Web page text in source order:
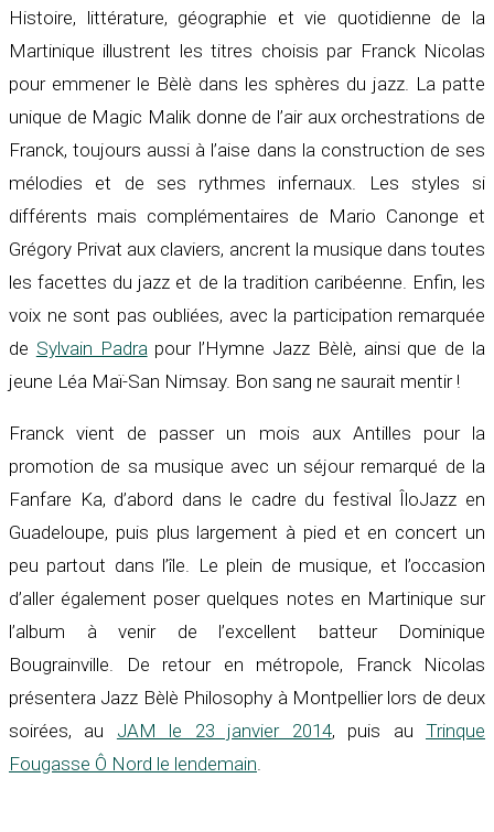
Histoire, littérature, géographie et vie quotidienne de la
Martinique illustrent les titres choisis par Franck Nicolas
pour emmener le Bèlè dans les sphères du jazz. La patte
unique de Magic Malik donne de l’air aux orchestrations de
Franck, toujours aussi à l’aise dans la construction de ses
mélodies et de ses rythmes infernaux. Les styles si
différents mais complémentaires de Mario Canonge et
Grégory Privat aux claviers, ancrent la musique dans toutes
les facettes du jazz et de la tradition caribéenne. Enfin, les
voix ne sont pas oubliées, avec la participation remarquée
de Sylvain Padrapour l’Hymne Jazz Bèlè, ainsi que de la
jeune Léa Maï-San Nimsay. Bon sang ne saurait mentir !
Franck vient de passer un mois aux Antilles pour la
promotion de sa musique avec un séjour remarqué de la
Fanfare Ka, d’abord dans le cadre du festival ÎloJazz en
Guadeloupe, puis plus largement à pied et en concert un
peu partout dans l’île. Le plein de musique, et l’occasion
d’aller également poser quelques notes en Martinique sur
l’album à venir de l’excellent batteur Dominique
Bougrainville. De retour en métropole, Franck Nicolas
présentera Jazz Bèlè Philosophy à Montpellier lors de deux
soirées, au JAM le 23 janvier 2014, puis auTrinque
Fougasse Ô Nord le lendemain.